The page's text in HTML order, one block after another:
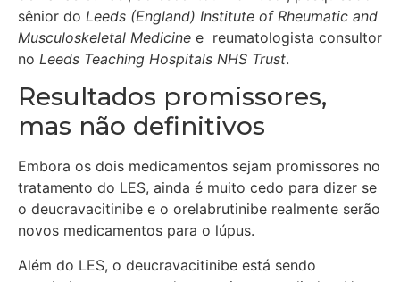
sênior do Leeds (England) Institute of Rheumatic and
Musculoskeletal Medicine e reumatologista consultor
no Leeds Teaching Hospitals NHS Trust.
Resultados promissores,
mas não definitivos
Embora os dois medicamentos sejam promissores no
tratamento do LES, ainda é muito cedo para dizer se
o deucravacitinibe e o orelabrutinibe realmente serão
novos medicamentos para o lúpus.
Além do LES, o deucravacitinibe está sendo